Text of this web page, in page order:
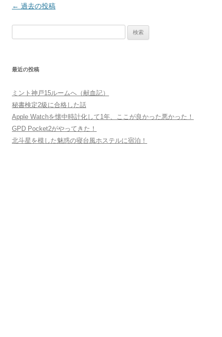
投
シ
ョ
ン
← 過去の投稿
最近の投稿
ミント神戸15ルームへ（献血記）
秘書検定2級に合格した話
Apple Watchを懐中時計化して1年、ここが良かった悪かった！
GPD Pocket2がやってきた！
北斗星を模した魅惑の寝台風ホステルに宿泊！